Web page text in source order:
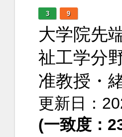
3 9
大学院先
祉工学分
准教授・
更新日：
(一致度：